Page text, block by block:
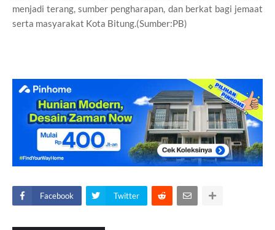
menjadi terang, sumber pengharapan, dan berkat bagi jemaat
serta masyarakat Kota Bitung.(Sumber:PB)
Facebook Twitter